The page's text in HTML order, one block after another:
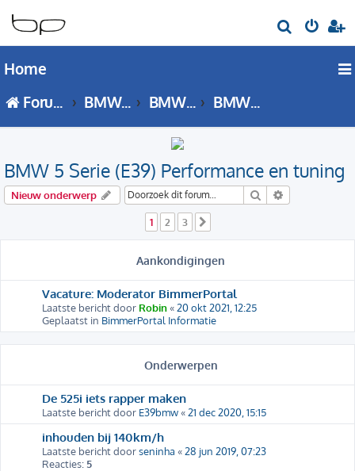
o
Home
Forumoverzicht
BMW 5 Serie BMW 5 Serie - E39 forum BMW 5 Serie (E39) Performance en tuning
BMW 5 Serie (E39) Performance en tuning
Nieuw onderwerp Zoek
1 2 3
Aankondigingen
Vacature: Moderator BimmerPortal
Laatste bericht door Robin«20 okt 2021, 12:25
Geplaatst in BimmerPortal Informatie
Onderwerpen
De 525i iets rapper maken
Laatste bericht door E39bmw«21 dec 2020, 15:15
inhouden bij 140km/h
Laatste bericht doorseninha «28 jun 2019, 07:23
Reacties: 5